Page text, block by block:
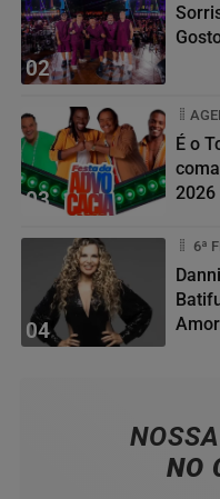
02
03
É o
2026
04
6ª
NO